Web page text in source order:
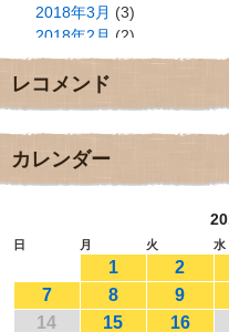
2018年3月 (3)
2018年2月 (2)
2018年1月(2)
2017年12月
2017年11月(3)
2017年9月
2017年8月
2017年5月
2017年4月(2)
2017年3月(1)
2017年2月(1)
レコメンド
カレンダー
日 月 火 水
1 2
7
8 9
14
15 16